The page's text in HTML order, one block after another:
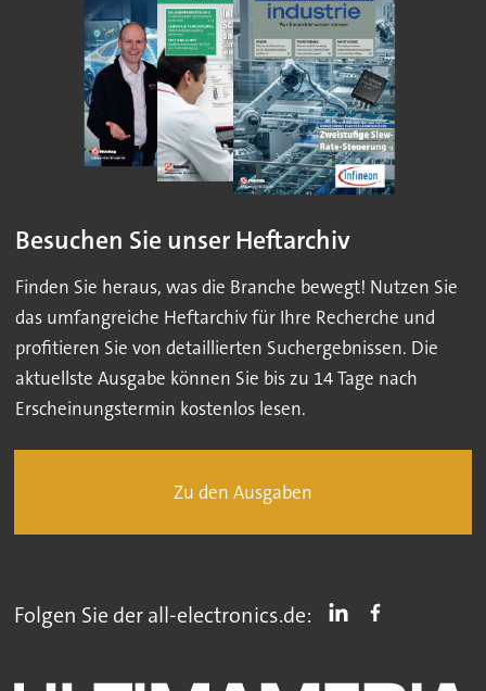
Besuchen Sie unser Heftarchiv
Finden Sie heraus, was die Branche bewegt! Nutzen Sie
das umfangreiche Heftarchiv für Ihre Recherche und
profitieren Sie von detaillierten Suchergebnissen. Die
aktuellste Ausgabe können Sie bis zu 14 Tage nach
Erscheinungstermin kostenlos lesen.
Zu den Ausgaben
Folgen Sie der all-electronics.de: